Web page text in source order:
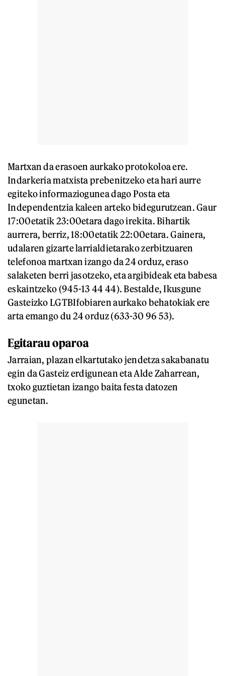
Martxan da erasoen aurkako protokoloa ere.
Indarkeria matxista prebenitzeko eta hari aurre
egiteko informaziogunea dago Posta eta
Independentzia kaleen arteko bidegurutzean. Gaur
17:00etatik 23:00etara dago irekita. Bihartik
aurrera, berriz, 18:00etatik 22:00etara. Gainera,
udalaren gizarte larrialdietarako zerbitzuaren
telefonoa martxan izango da 24 orduz, eraso
salaketen berri jasotzeko, eta argibideak eta babesa
eskaintzeko (945-13 44 44). Bestalde, Ikusgune
Gasteizko LGTBIfobiaren aurkako behatokiak ere
arta emango du 24 orduz (633-30 96 53).
Egitarau oparoa
Jarraian, plazan elkartutako jendetza sakabanatu
egin da Gasteiz erdigunean eta Alde Zaharrean,
txoko guztietan izango baita festa datozen
egunetan.